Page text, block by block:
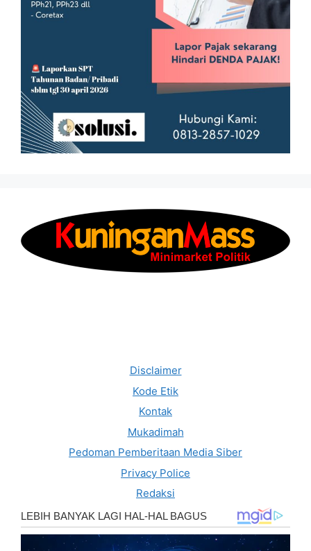
Disclaimer
Kode Etik
Kontak
Mukadimah
Pedoman Pemberitaan Media Siber
Privacy Police
Redaksi